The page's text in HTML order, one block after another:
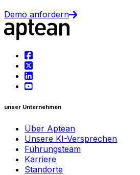
Demo anfordern
unser Unternehmen
Über Aptean
Unsere KI-Versprechen
Führungsteam
Karriere
Standorte